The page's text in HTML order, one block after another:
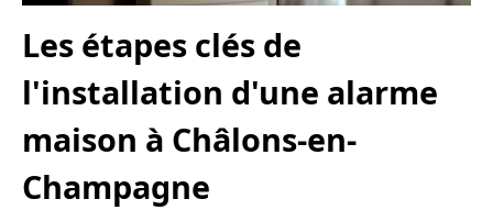
Les étapes clés de
l'installation d'une alarme
maison à Châlons-en-
Champagne